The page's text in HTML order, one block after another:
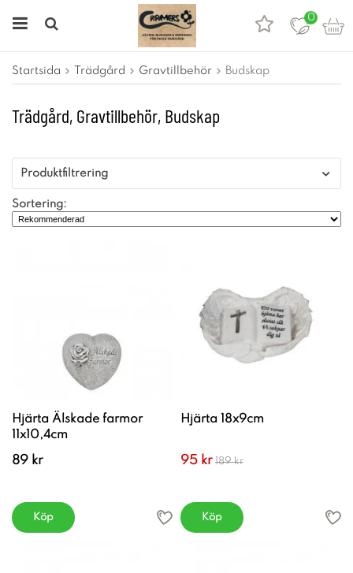
0
Startsida Trädgård Gravtillbehör Budskap
Trädgård, Gravtillbehör, Budskap
Produktfiltrering
Sortering:
Hjärta Älskade farmor
11x10,4cm
89 kr
Köp
Hjärta 18x9cm
95 kr 189 kr
Köp